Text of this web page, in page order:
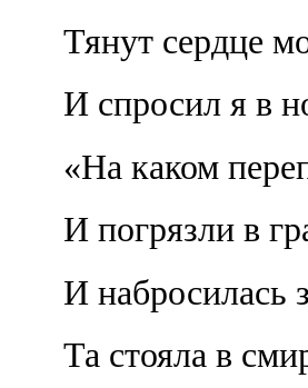
Тянут сердце
И спросил я в
«На каком
И погрязли в
И набросилась
Та стояла в